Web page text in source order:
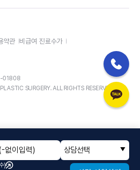
약관 비급여 진료수가
01808
SURGERY. ALL RIGHTS RESERVED.
상담선택
)